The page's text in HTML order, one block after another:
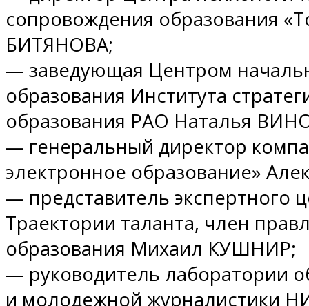
сопровождения образования
БИТЯНОВА;
— заведующая Центром
образования Института
образования РАО Наталья
— генеральный директор
электронное образование»
— представитель экспертного
Траектории таланта, член
образования Михаил КУШНИР;
— руководитель лаборатории
и молодежной журналистики